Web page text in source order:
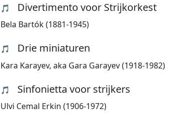
🎵 Divertimento voor Strijkorkest
Bela Bartók (1881-1945)
🎵 Drie miniaturen
Kara Karayev, aka Gara Garayev (1918-1982)
🎵 Sinfonietta voor strijkers
Ulvi Cemal Erkin (1906-1972)